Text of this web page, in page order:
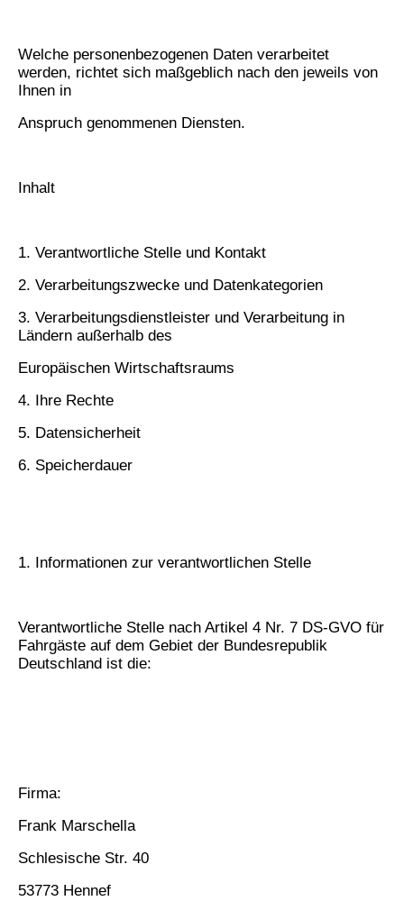
Welche personenbezogenen Daten verarbeitet
werden, richtet sich maßgeblich nach den jeweils von
Ihnen in
Anspruch genommenen Diensten.
Inhalt
1. Verantwortliche Stelle und Kontakt
2. Verarbeitungszwecke und Datenkategorien
3. Verarbeitungsdienstleister und Verarbeitung in
Ländern außerhalb des
Europäischen Wirtschaftsraums
4. Ihre Rechte
5. Datensicherheit
6. Speicherdauer
1. Informationen zur verantwortlichen Stelle
Verantwortliche Stelle nach Artikel 4 Nr. 7 DS-GVO für
Fahrgäste auf dem Gebiet der Bundesrepublik
Deutschland ist die:
Firma:
Frank Marschella
Schlesische Str. 40
53773 Hennef